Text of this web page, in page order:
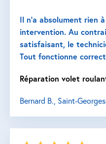
Il n’a absolument rien
intervention. Au
satisfaisant, le
Tout fonctionne
Réparation volet
Bernard B., Saint-